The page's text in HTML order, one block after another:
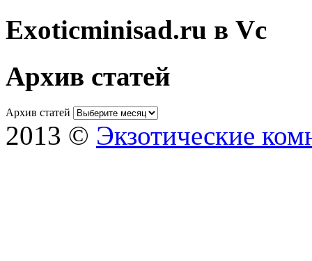
Exoticminisad.ru в Vc
Архив статей
Архив статей
2013 © Экзотические